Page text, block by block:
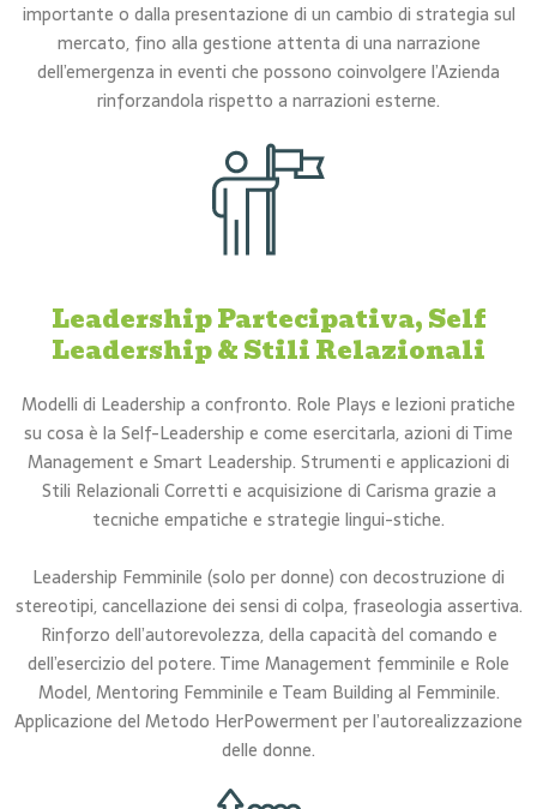
importante o dalla presentazione di un cambio di strategia sul
mercato, fino alla gestione attenta di una narrazione
dell’emergenza in eventi che possono coinvolgere l’Azienda
rinforzandola rispetto a narrazioni esterne.
Leadership Partecipativa, Self
Leadership & Stili Relazionali
Modelli di Leadership a confronto. Role Plays e lezioni pratiche
su cosa è la Self-Leadership e come esercitarla, azioni di Time
Management e Smart Leadership. Strumenti e applicazioni di
Stili Relazionali Corretti e acquisizione di Carisma grazie a
tecniche empatiche e strategie lingui-stiche.
Leadership Femminile (solo per donne) con decostruzione di
stereotipi, cancellazione dei sensi di colpa, fraseologia assertiva.
Rinforzo dell’autorevolezza, della capacità del comando e
dell’esercizio del potere. Time Management femminile e Role
Model, Mentoring Femminile e Team Building al Femminile.
Applicazione del Metodo HerPowerment per l’autorealizzazione
delle donne.